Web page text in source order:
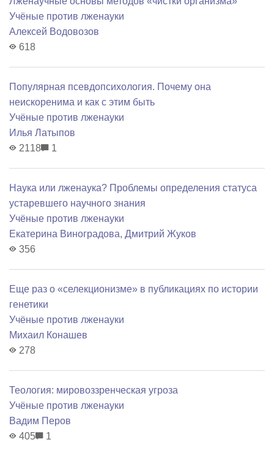
Учёные против лженауки
Алексей Водовозов
618
Популярная псевдопсихология. Почему она
неискоренима и как с этим быть
Учёные против лженауки
Илья Латыпов
2118
1
Наука или лженаука? Проблемы определения статуса
устаревшего научного знания
Учёные против лженауки
Екатерина Виноградова, Дмитрий Жуков
356
Еще раз о «селекционизме» в публикациях по истории
генетики
Учёные против лженауки
Михаил Конашев
278
Теология: мировоззренческая угроза
Учёные против лженауки
Вадим Перов
405
1